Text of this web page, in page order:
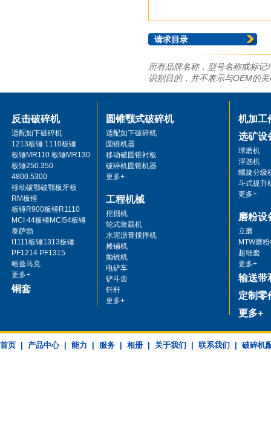
请求目录
所有品牌名称，型号名称或标
识别目的，并不表示与OEM的
反击破碎机
适配如下破碎机
1213板锤 1110板锤
板锤MR110 板锤MR130
板锤250.350
4800.5300
移动破鄂破鄂板牙板
RM板锤
板锤R900板锤R1110
MCI 44板锤MCI54板锤
泰萨勃
I1111板锤1313板锤
PF1214 PF1315
哈兹马克
更多+
铜套
圆锥颚式破碎机
适配如下破碎机
圆锥机器
移动破圆锥衬板
破碎机圆锥机器
更多+
工程机械
挖掘机
轮式装载机
水泥沥青搅拌机
摊铺机
抛铣机
电铲车
铲斗齿
钎杆
更多+
机加工
选矿设
球磨机
浮选机
螺旋分级
斗式提升
更多+
磨粉设
立磨
MTW磨
超细磨
更多+
输送带
定制零
更多+
首页 产品中心| 能力 服务 相册 关于我们 联系我们 破碎机